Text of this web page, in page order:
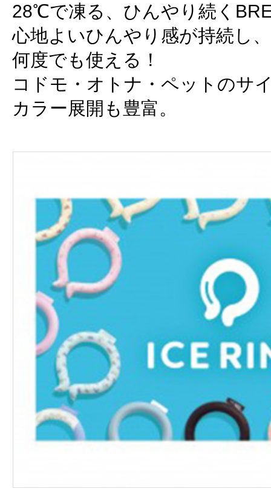
28℃で凍る、ひんやり続く
心地よいひんやり感が持続し
何度でも使える！
コドモ・オトナ・ペットのサ
カラー展開も豊富。